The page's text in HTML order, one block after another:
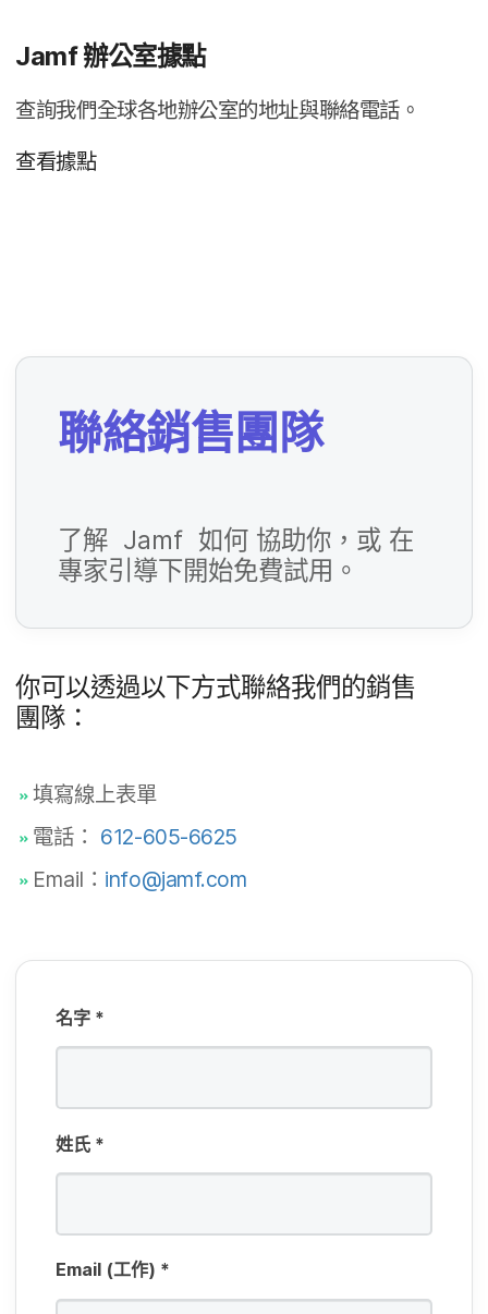
Jamf辦公室​據​點
查詢​我們​全球​各​地辦公室​的​地址​與​聯絡​電話。
查​看據​點
聯絡​銷售團隊
了​解 Jamf如何 協助​你，​或 在​
專家​引導​下​開始​免費​試用。
名​字 *
姓​氏 *
填​
位
Email (工作) *
必
位
必
欄
位
必
填​
位
必
填​
欄
你​可以​透過​以下​方式​聯絡​我們​的​銷售​
團隊：
填​寫線​上​表單
電話： 612-605-6625
Email ： info@jamf.com